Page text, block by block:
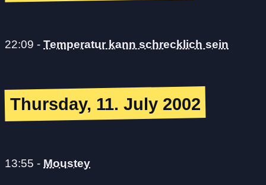
22:09 - Temperatur kann schrecklich sein
Thursday, 11. July 2002
13:55 - Moustey